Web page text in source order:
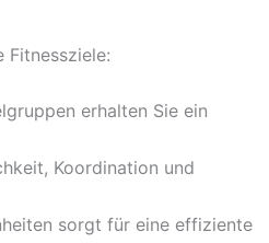
Fitnessziele:
erhalten Sie ein
Koordination und
sorgt für eine effiziente